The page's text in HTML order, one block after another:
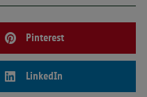
Pinterest
LinkedIn